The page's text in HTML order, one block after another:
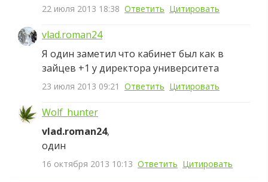
22 июля 2013 18:38 Ответить Цитировать
vlad.roman24
Я один заметил что кабинет был как в
зайцев +1 у директора университета
23 июля 2013 09:21 Ответить Цитировать
Wolf_hunter
vlad.roman24,
один
16 октября 2013 10:13 Ответить Цитировать